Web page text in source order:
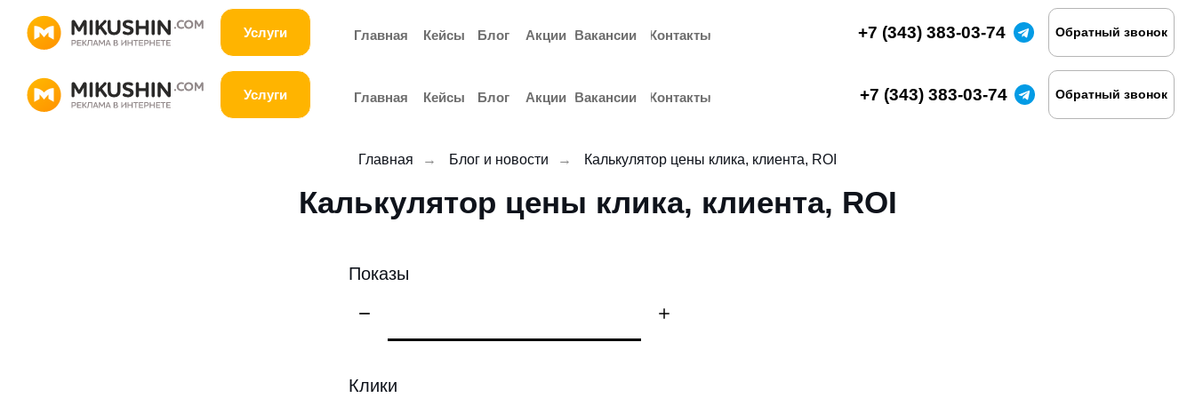
Обратный звонок
Услуги +7 (343) 383-03-74
Главная Блог Акции Вакансии Контакты
Кейсы
Обратный звонок
Услуги +7 (343) 383-03-74
Главная Блог Акции Вакансии Контакты
Кейсы
Главная → Блог и новости → Калькулятор цены клика, клиента, ROI
Калькулятор цены клика, клиента, ROI
Показы
Клики